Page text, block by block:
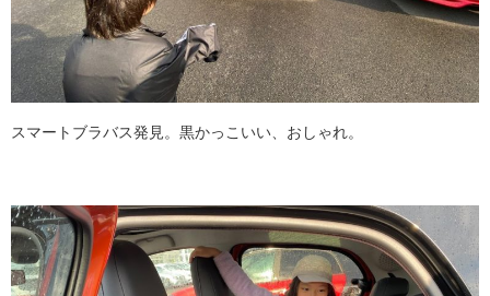
スマートブラバス発見。黒かっこいい、おしゃれ。